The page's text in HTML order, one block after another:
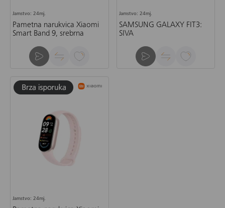
Jamstvo: 24mj.
Pametna narukvica Xiaomi
Smart Band 9, srebrna
Jamstvo: 24mj.
SAMSUNG GALAXY FIT3:
SIVA
Jamstvo: 24mj.